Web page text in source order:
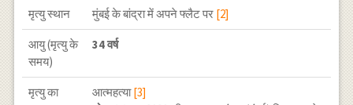
मृत्यु स्थान मुंबई के बांद्रा में अपने फ्लैट पर [2]
आयु (मृत्यु के
समय)
34 वर्ष
मृत्यु का
आत्महत्या[3]